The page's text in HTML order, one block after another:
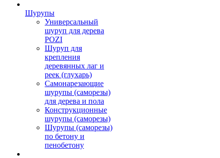
Шурупы
Универсальный
шуруп для дерева
POZI
Шуруп для
крепления
деревянных лаг и
реек (глухарь)
Самонарезающие
шурупы (саморезы)
для дерева и пола
Конструкционные
шурупы (саморезы)
Шурупы (саморезы)
по бетону и
пенобетону